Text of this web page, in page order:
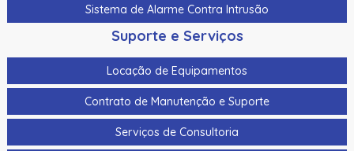
Sistema de Alarme Contra Intrusão
Suporte e Serviços
Locação de Equipamentos
Contrato de Manutenção e Suporte
Serviços de Consultoria